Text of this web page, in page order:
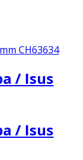
/ Isus
/ Isus